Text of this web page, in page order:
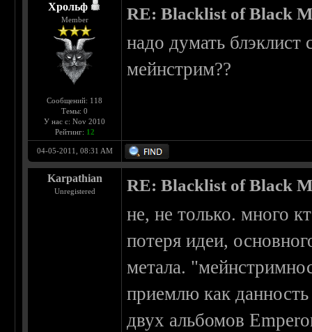
Хрольф
Member
Сообщений: 118
Темы: 0
У нас с: Nov 2010
Рейтинг: 12
RE: Blacklist of Black
надо думать блэклист
мейнстрим??
04-05-2011, 08:31 AM
Karpathian
Unregistered RE: Blacklist of Black
не, не только. много
потеря идеи,
метала.
приемлю как
двух альбомов